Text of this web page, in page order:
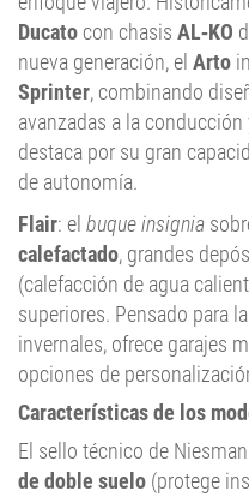
Ducato con chasis AL‑KO
nueva generación, el Arto
Sprinter, combinando
avanzadas a la
destaca por su gran
de autonomía.
Flair: el buque insignia
calefactado, grandes
(calefacción de agua
superiores. Pensado para
invernales, ofrece garajes
opciones de
Características de los
El sello técnico de
de doble suelo (protege